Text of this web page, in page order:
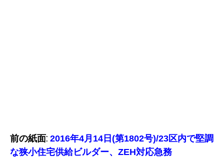
前の紙面: 2016年4月14日(第1802号)/23区内で堅調
な狭小住宅供給ビルダー、ZEH対応急務